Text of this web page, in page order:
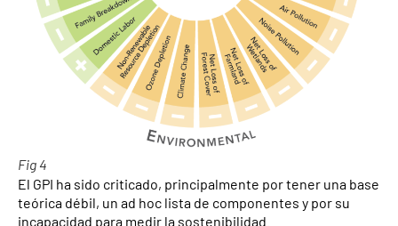
Fig 4
El GPI ha sido criticado, principalmente por tener una base
teórica débil, un ad hoc lista de componentes y por su
incapacidad para medir la sostenibilidad.